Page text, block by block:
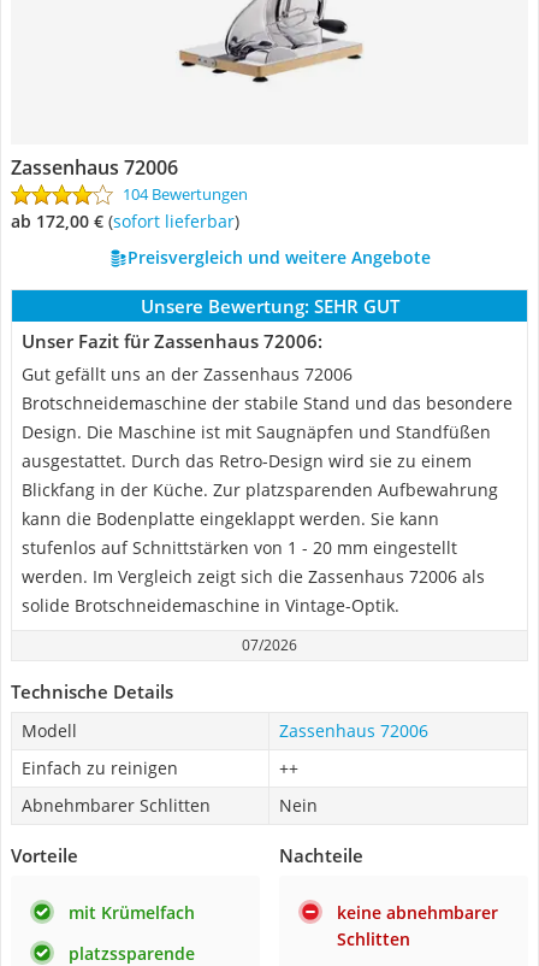
Zassenhaus 72006
104 Bewertungen
ab 172,00 € ( Sofort lieferbar)
Preisvergleich und weitere Angebote
Unsere Bewertung: SEHR GUT
Unser Fazit für Zassenhaus 72006:
Gut gefällt uns an der Zassenhaus 72006
Brotschneidemaschine der stabile Stand und das besondere
Design. Die Maschine ist mit Saugnäpfen und Standfüßen
ausgestattet. Durch das Retro-Design wird sie zu einem
Blickfang in der Küche. Zur platzsparenden Aufbewahrung
kann die Bodenplatte eingeklappt werden. Sie kann
stufenlos auf Schnittstärken von 1 - 20 mm eingestellt
werden. Im Vergleich zeigt sich die Zassenhaus 72006 als
solide Brotschneidemaschine in Vintage-Optik.
07/2026
Technische Details
Modell
Zassenhaus 72006
Einfach zu reinigen
++
Abnehmbarer Schlitten
Nein
Vorteile
mit Krümelfach
platzssparende
Nachteile
keine abnehmbarer
Schlitten